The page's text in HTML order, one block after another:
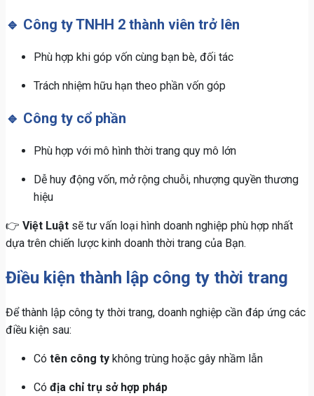
🔹 Công ty TNHH 2 thành viên trở lên
Phù hợp khi góp vốn cùng bạn bè, đối tác
Trách nhiệm hữu hạn theo phần vốn góp
🔹 Công ty cổ phần
Phù hợp với mô hình thời trang quy mô lớn
Dễ huy động vốn, mở rộng chuỗi, nhượng quyền thương
hiệu
👉 Việt Luật sẽ tư vấn loại hình doanh nghiệp phù hợp nhất
dựa trên chiến lược kinh doanh thời trang của Bạn.
Điều kiện thành lập công ty thời trang
Để thành lập công ty thời trang, doanh nghiệp cần đáp ứng các
điều kiện sau:
Có tên công ty không trùng hoặc gây nhầm lẫn
Có địa chỉ trụ sở hợp pháp